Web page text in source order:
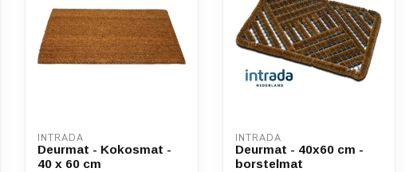
INTRADA
Deurmat - Kokosmat -
40 x 60 cm
INTRADA
Deurmat - 40x60 cm -
borstelmat